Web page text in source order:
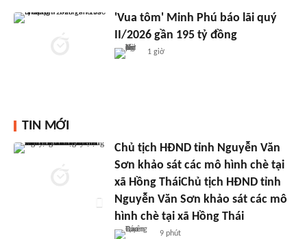
'Vua tôm' Minh Phú báo lãi quý
II/2026 gần 195 tỷ đồng
1 giờ
TIN MỚI
Chủ tịch HĐND tỉnh Nguyễn Văn
Sơn khảo sát các mô hình chè tại
xã Hồng TháiChủ tịch HĐND tỉnh
Nguyễn Văn Sơn khảo sát các mô
hình chè tại xã Hồng Thái
9 phút